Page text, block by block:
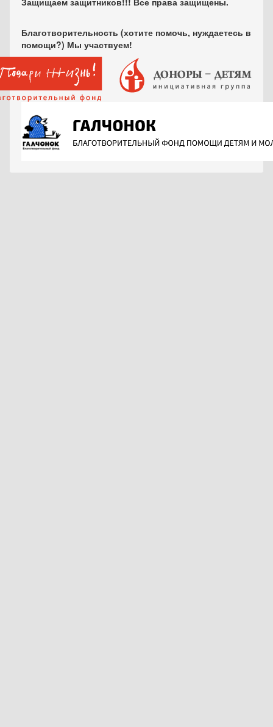
Благотворительность (хотите помочь, нуждаетесь в
помощи?) Мы участвуем!